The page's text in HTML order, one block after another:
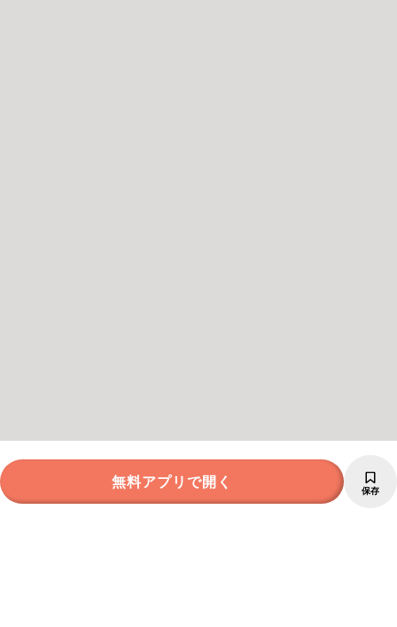
無料アプリで開く 保存